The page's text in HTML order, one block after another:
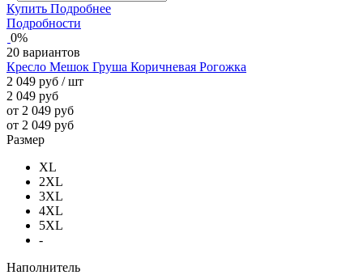
Купить Подробнее
Подробности
0%
20 вариантов
Кресло Мешок Груша Коричневая Рогожка
2 049 руб / шт
2 049 руб
от 2 049 руб
от 2 049 руб
Размер
XL
2XL
3XL
4XL
5XL
-
Наполнитель